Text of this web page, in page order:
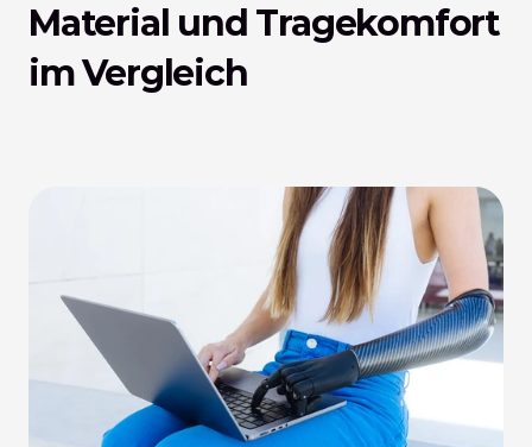
Material und Tragekomfort
im Vergleich